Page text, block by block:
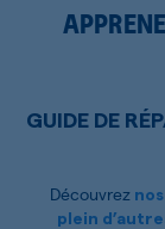
GUIDE DE
Découvrez
plein